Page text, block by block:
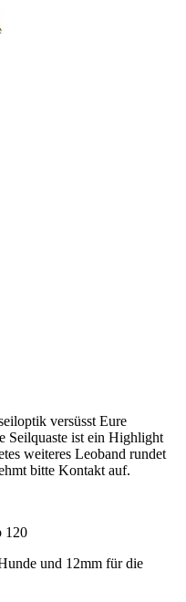
versüsst Eure
Seilquaste ist ein Highlight
weiteres Leoband rundet
bitte Kontakt auf.
120
und 12mm für die